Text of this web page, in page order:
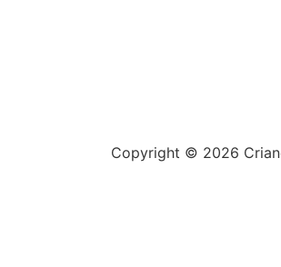
Copyright © 2026